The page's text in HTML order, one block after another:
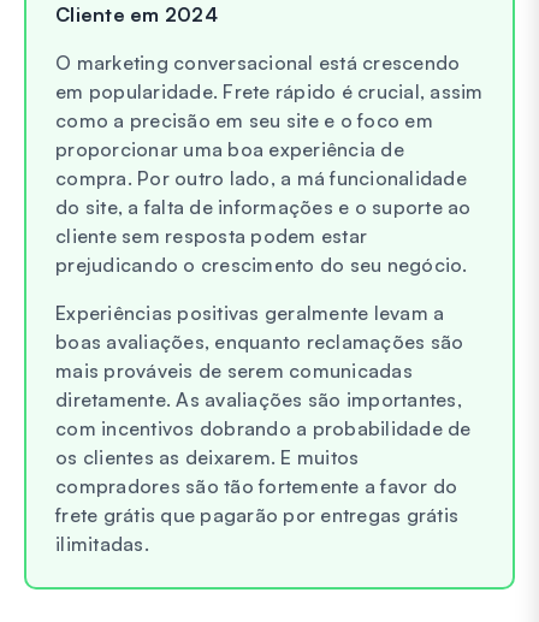
Cliente em 2024
O marketing conversacional está crescendo
em popularidade. Frete rápido é crucial, assim
como a precisão em seu site e o foco em
proporcionar uma boa experiência de
compra. Por outro lado, a má funcionalidade
do site, a falta de informações e o suporte ao
cliente sem resposta podem estar
prejudicando o crescimento do seu negócio.
Experiências positivas geralmente levam a
boas avaliações, enquanto reclamações são
mais prováveis de serem comunicadas
diretamente. As avaliações são importantes,
com incentivos dobrando a probabilidade de
os clientes as deixarem. E muitos
compradores são tão fortemente a favor do
frete grátis que pagarão por entregas grátis
ilimitadas.